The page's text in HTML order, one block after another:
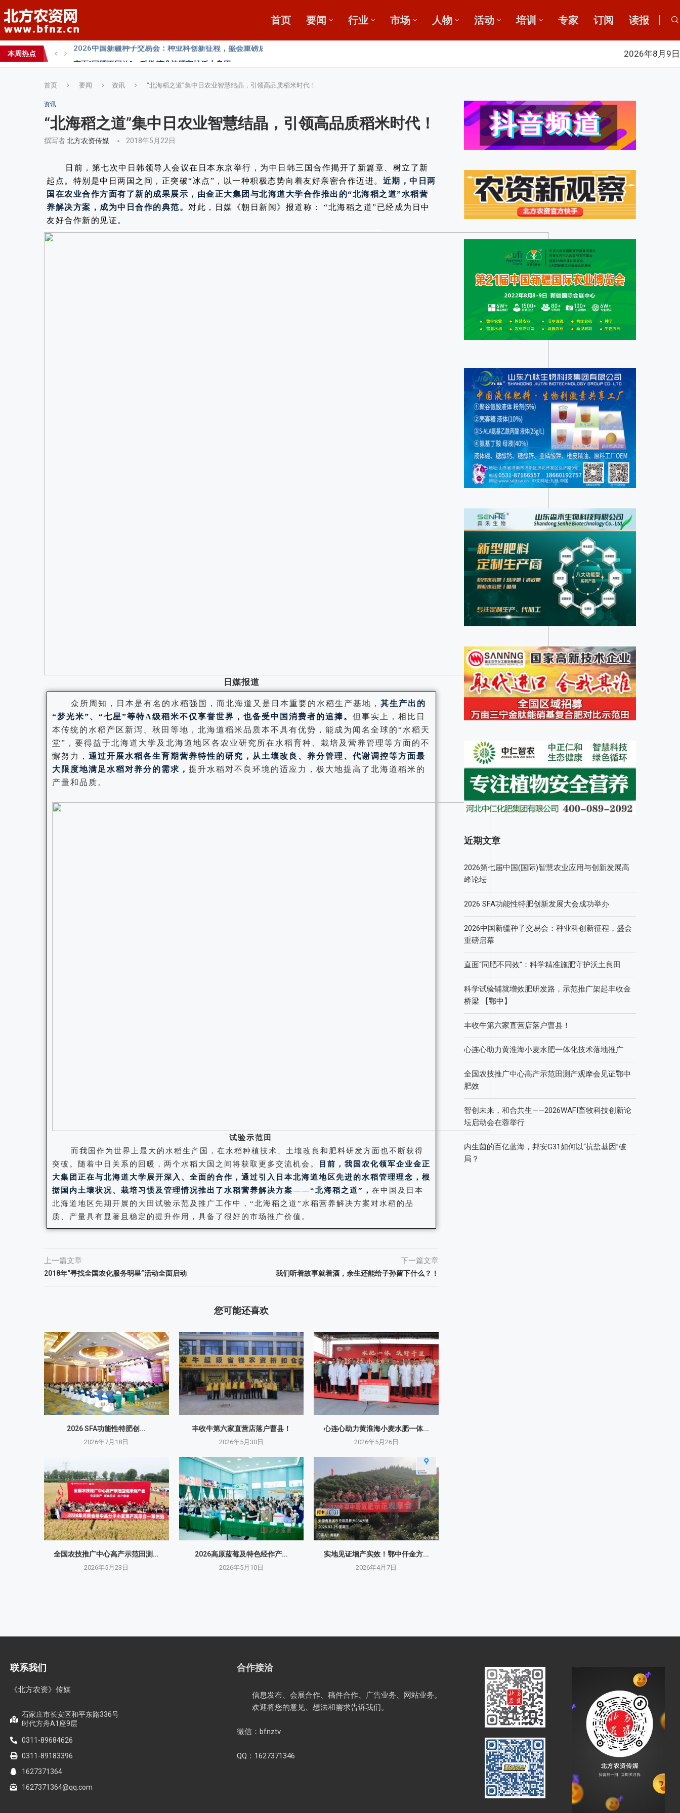
首页 要闻 行业 市场 人物 活动 培训 专家 订阅 读报
本周热点
丰收牛第六家直营店落户曹县！
心连心助力黄淮海小麦水肥一体化技术落地推广
2026年8月9日
首页 要闻 资讯 “北海稻之道”集中日农业智慧结晶，引领高品质稻米时代！
资讯
“北海稻之道”集中日农业智慧结晶，引领高品质稻米时代！
撰写者北方农资传媒 2018年5月22日
日前，第七次中日韩领导人会议在日本东京举行，为中日韩三国合作揭开了新篇章、树立了新
起点。特别是中日两国之间，正突破“冰点”，以一种积极态势向着友好亲密合作迈进。 近期，中日两
国在农业合作方面有了新的成果展示，由金正大集团与北海道大学合作推出的“北海稻之道”水稻营
养解决方案，成为中日合作的典范。 对此，日媒《朝日新闻》报道称： “北海稻之道”已经成为日中
友好合作新的见证。
日媒报道
众所周知，日本是有名的水稻强国，而北海道又是日本重要的水稻生产基地， 其生产出的
“梦光米”、“七星”等特A级稻米不仅享誉世界，也备受中国消费者的追捧。 但事实上，相比日
本传统的水稻产区新泻、秋田等地，北海道稻米品质本不具有优势，能成为闻名全球的“水稻天
堂”，要得益于北海道大学及北海道地区各农业研究所在水稻育种、栽培及营养管理等方面的不
懈努力， 通过开展水稻各生育期营养特性的研究，从土壤改良、养分管理、代谢调控等方面最
大限度地满足水稻对养分的需求， 提升水稻对不良环境的适应力，极大地提高了北海道稻米的
产量和品质。
试验示范田
而我国作为世界上最大的水稻生产国，在水稻种植技术、土壤改良和肥料研发方面也不断获得
突破。随着中日关系的回暖，两个水稻大国之间将获取更多交流机会。
目前，我国农化领军企业金正
大集团正在与北海道大学展开深入、全面的合作，通过引入日本北海道地区先进的水稻管理理念，根
据国内土壤状况、栽培习惯及管理情况推出了水稻营养解决方案——“北海稻之道”， 在中国及日本
北海道地区先期开展的大田试验示范及推广工作中，“北海稻之道”水稻营养解决方案对水稻的品
质、产量具有显著且稳定的提升作用，具备了很好的市场推广价值。
上一篇文章
2018年“寻找全国农化服务明星”活动全面启动
下一篇文章
我们听着故事就着酒，余生还能给子孙留下什么？！
您可能还喜欢
2026 SFA功能性特肥创...
2026年7月18日
丰收牛第六家直营店落户曹县！
2026年5月30日
心连心助力黄淮海小麦水肥一体...
2026年5月26日
全国农技推广中心高产示范田测...
2026年5月23日
2026高原蓝莓及特色经作产...
2026年5月10日
实地见证增产实效！鄂中仟金方...
2026年4月7日
近期文章
2026第七届中国(国际)智慧农业应用与创新发展高
峰论坛
2026 SFA功能性特肥创新发展大会成功举办
2026中国新疆种子交易会：种业科创新征程，盛会
重磅启幕
直面“同肥不同效”：科学精准施肥守护沃土良田
科学试验铺就增效肥研发路，示范推广架起丰收金
桥梁 【鄂中】
丰收牛第六家直营店落户曹县！
心连心助力黄淮海小麦水肥一体化技术落地推广
全国农技推广中心高产示范田测产观摩会见证鄂中
肥效
智创未来，和合共生——2026WAFI畜牧科技创新论
坛启动会在蓉举行
内生菌的百亿蓝海，邦安G31如何以“抗盐基因”破
局？
联系我们
《北方农资》传媒
石家庄市长安区和平东路336号
时代方舟A1座9层
0311-89684626
0311-89183396
1627371364
1627371364@qq.com
合作接洽
信息发布、会展合作、稿件合作、广告业务、网站业务。
欢迎将您的意见、想法和需求告诉我们。
微信：bfnztv
QQ：1627371346